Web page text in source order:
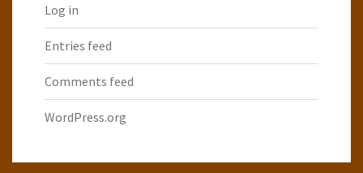
Log in
Entries feed
Comments feed
WordPress.org